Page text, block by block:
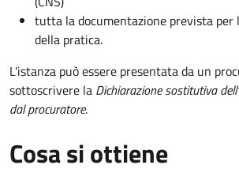
tutta la documentazione prevista per
della pratica.
L'istanza può essere presentata da un
sottoscrivere la Dichiarazione sostitutiva
dal procuratore.
Cosa si ottiene